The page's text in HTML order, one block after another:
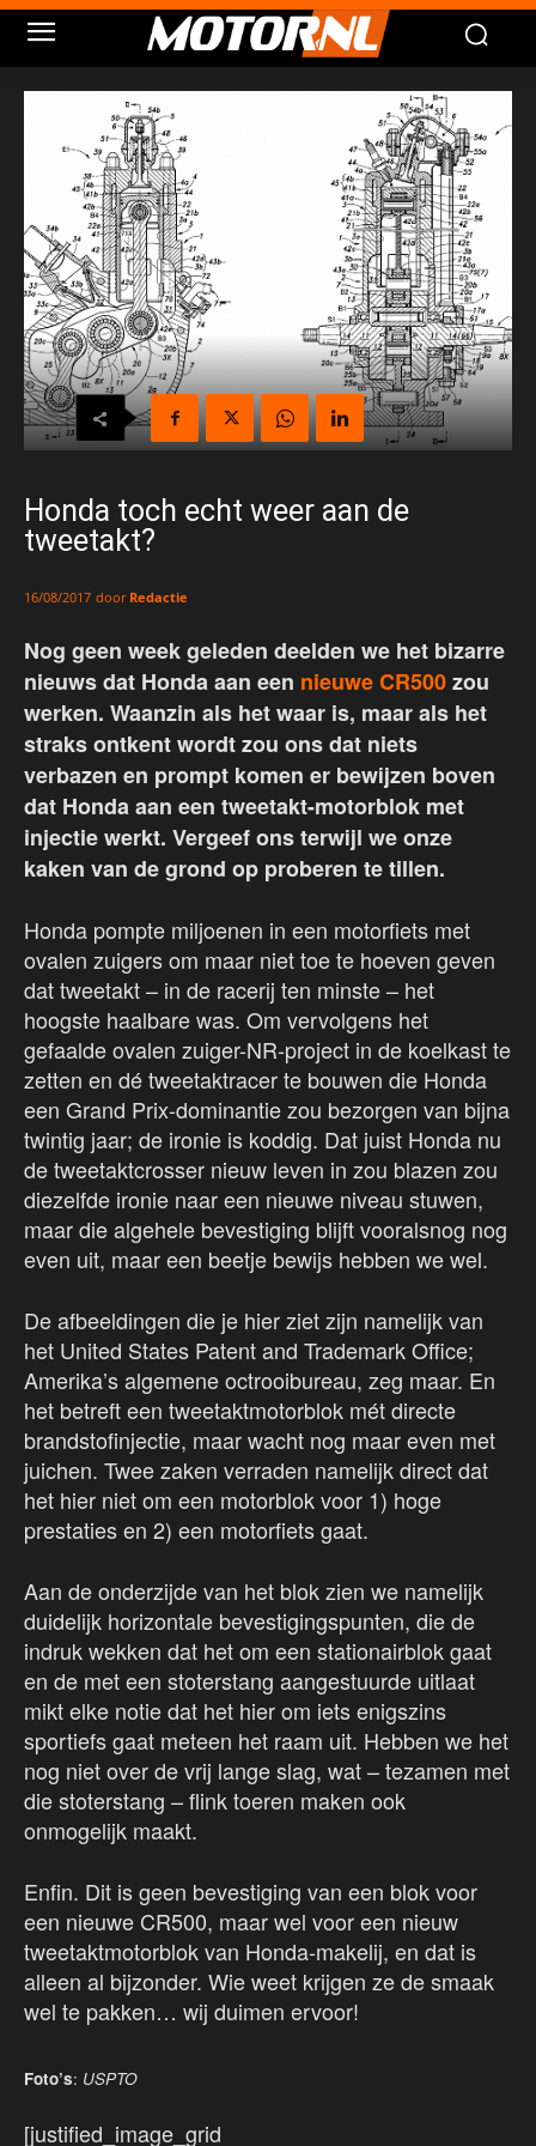
Honda toch echt weer aan de
tweetakt?
16/08/2017 door Redactie
Nog geen week geleden deelden we het bizarre
nieuws dat Honda aan een nieuwe CR500zou
werken. Waanzin als het waar is, maar als het
straks ontkent wordt zou ons dat niets
verbazen en prompt komen er bewijzen boven
dat Honda aan een tweetakt-motorblok met
injectie werkt. Vergeef ons terwijl we onze
kaken van de grond op proberen te tillen.
Honda pompte miljoenen in een motorfiets met
ovalen zuigers om maar niet toe te hoeven geven
dat tweetakt – in de racerij ten minste – het
hoogste haalbare was. Om vervolgens het
gefaalde ovalen zuiger-NR-project in de koelkast te
zetten en dé tweetaktracer te bouwen die Honda
een Grand Prix-dominantie zou bezorgen van bijna
twintig jaar; de ironie is koddig. Dat juist Honda nu
de tweetaktcrosser nieuw leven in zou blazen zou
diezelfde ironie naar een nieuwe niveau stuwen,
maar die algehele bevestiging blijft vooralsnog nog
even uit, maar een beetje bewijs hebben we wel.
De afbeeldingen die je hier ziet zijn namelijk van
het United States Patent and Trademark Office;
Amerika’s algemene octrooibureau, zeg maar. En
het betreft een tweetaktmotorblok mét directe
brandstofinjectie, maar wacht nog maar even met
juichen. Twee zaken verraden namelijk direct dat
het hier niet om een motorblok voor 1) hoge
prestaties en 2) een motorfiets gaat.
Aan de onderzijde van het blok zien we namelijk
duidelijk horizontale bevestigingspunten, die de
indruk wekken dat het om een stationairblok gaat
en de met een stoterstang aangestuurde uitlaat
mikt elke notie dat het hier om iets enigszins
sportiefs gaat meteen het raam uit. Hebben we het
nog niet over de vrij lange slag, wat – tezamen met
die stoterstang – flink toeren maken ook
onmogelijk maakt.
Enfin. Dit is geen bevestiging van een blok voor
een nieuwe CR500, maar wel voor een nieuw
tweetaktmotorblok van Honda-makelij, en dat is
alleen al bijzonder. Wie weet krijgen ze de smaak
wel te pakken… wij duimen ervoor!
Foto’s: USPTO
[justified_image_grid